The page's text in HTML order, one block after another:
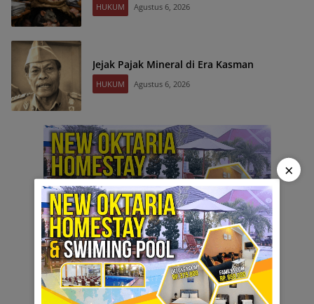
HUKUM Agustus 6, 2026
Jejak Pajak Mineral di Era Kasman
HUKUM Agustus 6, 2026
×